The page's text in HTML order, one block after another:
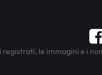
registrati, le immagini e i